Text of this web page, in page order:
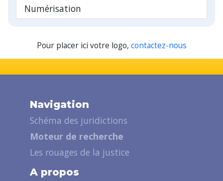
Numérisation
Pour placer ici votre logo, contactez-nous
Navigation
Schéma des juridictions
Moteur de recherche
Les rouages de la justice
A propos